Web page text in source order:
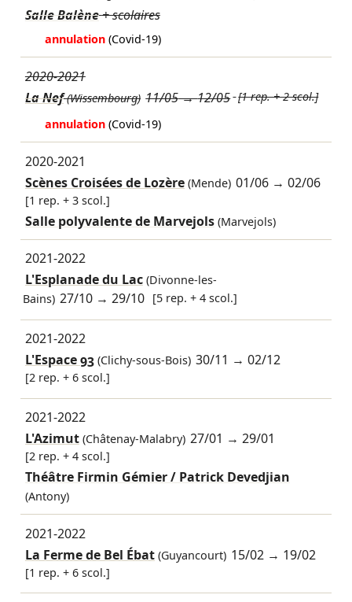
Salle Balène+ scolaires
annulation (Covid-19)
2020-2021
La Nef(Wissembourg) 11/05→12/05 [1 rep. + 2 scol.]
annulation (Covid-19)
2020-2021
Scènes Croisées de Lozère(Mende) 01/06 →02/06
[1 rep. + 3 scol.]
Salle polyvalente de Marvejols (Marvejols)
2021-2022
L'Esplanade du Lac(Divonne-les-
Bains) 27/10 →29/10 [5 rep. + 4 scol.]
2021-2022
L'Espace 93(Clichy-sous-Bois) 30/11 →02/12
[2 rep. + 6 scol.]
2021-2022
L'Azimut(Châtenay-Malabry) 27/01 →29/01
[2 rep. + 4 scol.]
Théâtre Firmin Gémier / Patrick Devedjian
(Antony)
2021-2022
La Ferme de Bel Ébat(Guyancourt) 15/02 → 19/02
[1 rep. + 6 scol.]